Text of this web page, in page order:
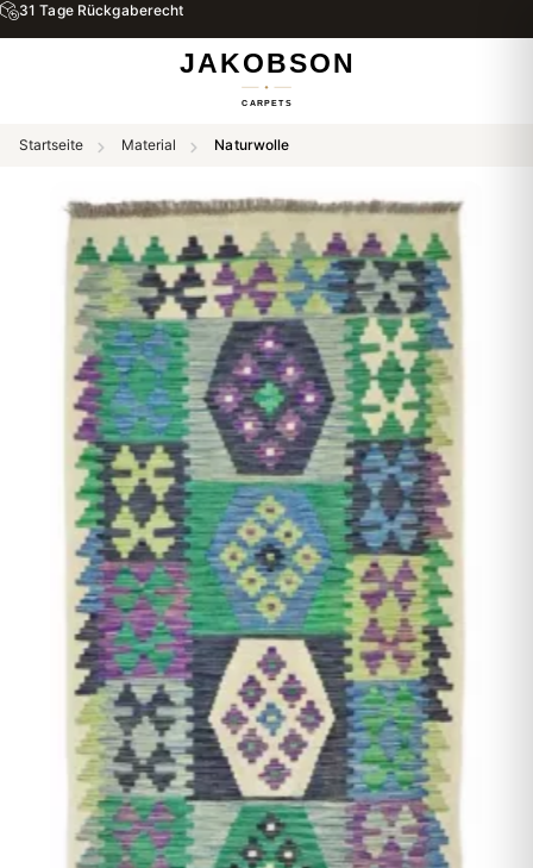
31 Tage Rückgaberecht
Startseite Material Naturwolle